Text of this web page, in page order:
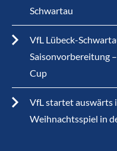
Schwartau
VfL Lübeck-
Saisonvorbereitung
Cup
VfL startet auswärts
Weihnachtsspiel in